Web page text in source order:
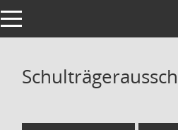
Toggle navigation